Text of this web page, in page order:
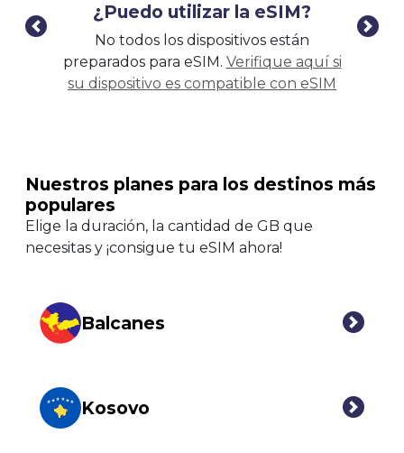
¿Puedo utilizar la eSIM?
No todos los dispositivos están
preparados para eSIM. Verifique aquí si
su dispositivo es compatible con eSIM
Nuestros planes para los destinos más
populares
Elige la duración, la cantidad de GB que
necesitas y ¡consigue tu eSIM ahora!
Balcanes
Kosovo